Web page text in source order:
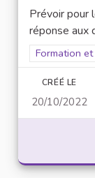
Prévoir pour
réponse aux
Filtrer les
Formation
CRÉÉ LE
20/10/2022